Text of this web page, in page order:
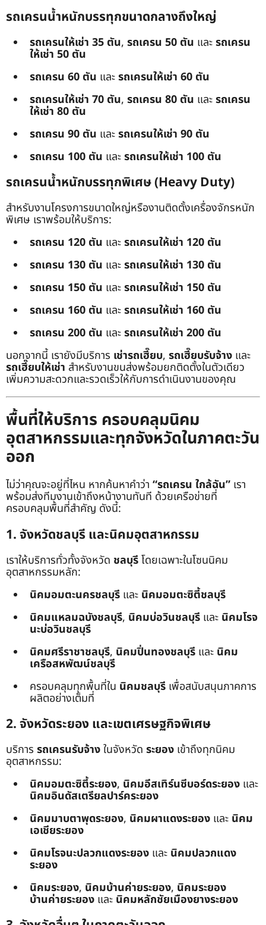
รถเครนน้ำหนักบรรทุกขนาดกลางถึงใหญ่
รถเครนให้เช่า 35 ตัน, รถเครน 50 ตัน และรถเครน
ให้เช่า 50 ตัน
รถเครน 60 ตัน และรถเครนให้เช่า 60 ตัน
รถเครนให้เช่า 70 ตัน, รถเครน 80 ตัน และรถเครน
ให้เช่า 80 ตัน
รถเครน 90 ตัน และรถเครนให้เช่า 90 ตัน
รถเครน 100 ตัน และรถเครนให้เช่า 100 ตัน
รถเครนน้ำหนักบรรทุกพิเศษ (Heavy Duty)
สำหรับงานโครงการขนาดใหญ่หรืองานติดตั้งเครื่องจักรหนัก
พิเศษ เราพร้อมให้บริการ:
รถเครน 120 ตัน และรถเครนให้เช่า 120 ตัน
รถเครน 130 ตัน และรถเครนให้เช่า 130 ตัน
รถเครน 150 ตัน และรถเครนให้เช่า 150 ตัน
รถเครน 160 ตัน และรถเครนให้เช่า 160 ตัน
รถเครน 200 ตัน และรถเครนให้เช่า 200 ตัน
นอกจากนี้ เรายังมีบริการ เช่ารถเฮี๊ยบ, รถเฮี๊ยบรับจ้าง และ
รถเฮี๊ยบให้เช่า สำหรับงานขนส่งพร้อมยกติดตั้งในตัวเดียว
เพิ่มความสะดวกและรวดเร็วให้กับการดำเนินงานของคุณ
พื้นที่ให้บริการ ครอบคลุมนิคม
อุตสาหกรรมและทุกจังหวัดในภาคตะวัน
ออก
ไม่ว่าคุณจะอยู่ที่ไหน หากค้นหาคำว่า “รถเครน ใกล้ฉัน” เรา
พร้อมส่งทีมงานเข้าถึงหน้างานทันที ด้วยเครือข่ายที่
ครอบคลุมพื้นที่สำคัญ ดังนี้:
1. จังหวัดชลบุรี และนิคมอุตสาหกรรม
เราให้บริการทั่วทั้งจังหวัด ชลบุรีโดยเฉพาะในโซนนิคม
อุตสาหกรรมหลัก:
นิคมอมตะนครชลบุรี และ นิคมอมตะซิตี้ชลบุรี
นิคมแหลมฉบังชลบุรี, นิคมบ่อวินชลบุรี และ นิคมโรจ
นะบ่อวินชลบุรี
นิคมศรีราชาชลบุรี, นิคมปิ่นทองชลบุรี และ นิคม
เครือสหพัฒน์ชลบุรี
ครอบคลุมทุกพื้นที่ใน นิคมชลบุรี เพื่อสนับสนุนภาคการ
ผลิตอย่างเต็มที่
2. จังหวัดระยอง และเขตเศรษฐกิจพิเศษ
บริการ รถเครนรับจ้างในจังหวัด ระยอง เข้าถึงทุกนิคม
อุตสาหกรรม:
นิคมอมตะซิตี้ระยอง, นิคมอีสเทิร์นซีบอร์ดระยอง และ
นิคมอินดัสเตรียลปาร์คระยอง
นิคมมาบตาพุดระยอง, นิคมผาแดงระยอง และ นิคม
เอเชียระยอง
นิคมโรจนะปลวกแดงระยอง และ นิคมปลวกแดง
ระยอง
นิคมระยอง, นิคมบ้านค่ายระยอง, นิคมระยอง
บ้านค่ายระยอง และ นิคมหลักชัยเมืองยางระยอง